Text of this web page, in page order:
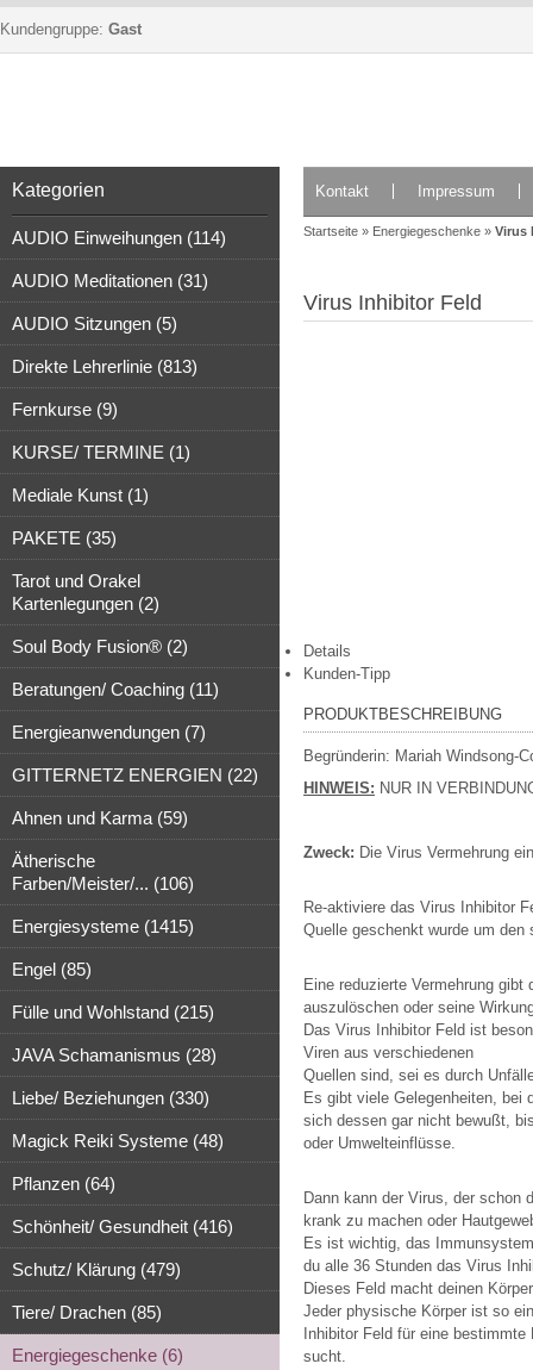
Kundengruppe: Gast
Kategorien
AUDIO Einweihungen (114)
AUDIO Meditationen (31)
AUDIO Sitzungen (5)
Direkte Lehrerlinie (813)
Fernkurse (9)
KURSE/ TERMINE (1)
Mediale Kunst (1)
PAKETE (35)
Tarot und Orakel
Kartenlegungen (2)
Soul Body Fusion® (2)
Beratungen/ Coaching (11)
Energieanwendungen (7)
GITTERNETZ ENERGIEN (22)
Ahnen und Karma (59)
Ätherische
Farben/Meister/... (106)
Energiesysteme (1415)
Engel (85)
Fülle und Wohlstand (215)
JAVA Schamanismus (28)
Liebe/ Beziehungen (330)
Magick Reiki Systeme (48)
Pflanzen (64)
Schönheit/ Gesundheit (416)
Schutz/ Klärung (479)
Tiere/ Drachen (85)
Energiegeschenke (6)
Kontakt Impressum
Startseite » Energiegeschenke » Virus
Virus Inhibitor Feld
Details
Kunden-Tipp
PRODUKTBESCHREIBUNG
Begründerin: Mariah Windsong-
HINWEIS: NUR IN
Zweck: Die Virus Vermehrung
Re-aktiviere das Virus Inhibitor
Quelle geschenkt wurde um
Eine reduzierte Vermehrung
auszulöschen oder seine
Das Virus Inhibitor Feld ist
Viren aus verschiedenen
Quellen sind, sei es durch
Es gibt viele Gelegenheiten,
sich dessen gar nicht bewußt,
oder Umwelteinflüsse.
Dann kann der Virus, der schon
krank zu machen oder
Es ist wichtig, das
du alle 36 Stunden das Virus
Dieses Feld macht deinen
Jeder physische Körper ist so
Inhibitor Feld für eine
sucht.